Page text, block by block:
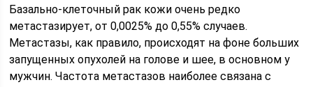
Базально-клеточный рак кожи очень редко
метастазирует, от 0,0025% до 0,55% случаев.
Метастазы, как правило, происходят на фоне больших
запущенных опухолей на голове и шее, в основном у
мужчин. Частота метастазов наиболее связана с